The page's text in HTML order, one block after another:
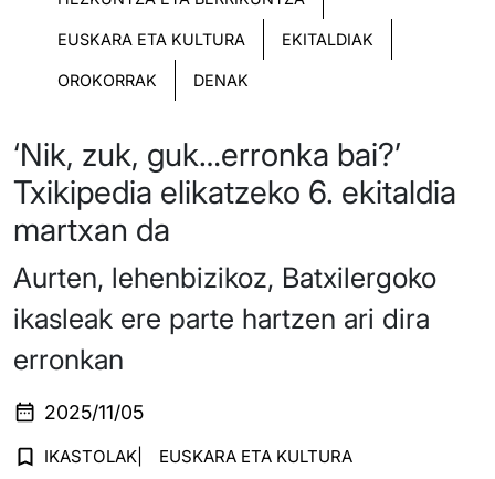
EUSKARA ETA KULTURA EKITALDIAK
OROKORRAK DENAK
‘Nik, zuk, guk…erronka bai?’
Txikipedia elikatzeko 6. ekitaldia
martxan da
Aurten, lehenbizikoz, Batxilergoko
ikasleak ere parte hartzen ari dira
erronkan
2025/11/05
IKASTOLAK EUSKARA ETA KULTURA